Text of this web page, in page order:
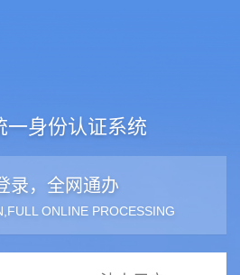
一身份认证系统
录，全网通办
ONLINE PROCESSING